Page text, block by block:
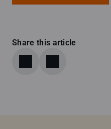
Share this article